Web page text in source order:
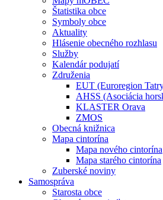
Štatistika obce
Symboly obce
Aktuality
Hlásenie obecného rozhlasu
Služby
Kalendár podujatí
Združenia
EUT (Euroregion
AHSS (Asociácia
KLASTER Orava
ZMOS
Obecná knižnica
Mapa cintorína
Mapa nového cintorína
Mapa starého cintorína
Zuberské noviny
Samospráva
Starosta obce